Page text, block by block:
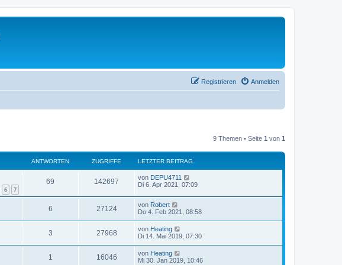
Anmelden
Registrieren
9 Themen • Seite 1 von 1
ANTWORTEN ZUGRIFFE LETZTER BEITRAG
6 7
69 142697 von DEPU4711
Di 6. Apr 2021, 07:09
6 27124 von Robert
Do 4. Feb 2021, 08:58
3 27968 von Heating
Di 14. Mai 2019, 07:30
1 16046 von Heating
Mi 30. Jan 2019, 10:46